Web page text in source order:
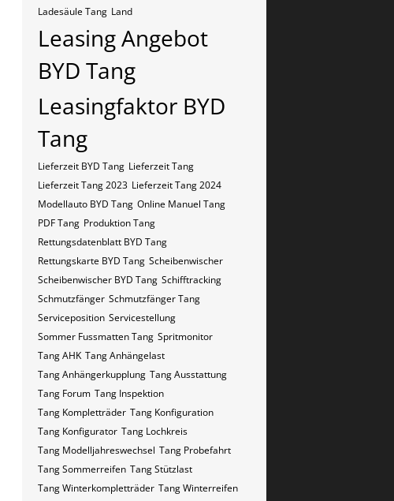
Ladesäule Tang Land
Leasing Angebot
BYD Tang
Leasingfaktor BYD
Tang
Lieferzeit BYD Tang Lieferzeit Tang
Lieferzeit Tang 2023 Lieferzeit Tang 2024
Modellauto BYD Tang Online Manuel Tang
PDF Tang Produktion Tang
Rettungsdatenblatt BYD Tang
Rettungskarte BYD Tang Scheibenwischer
Scheibenwischer BYD​ Tang Schifftracking
Schmutzfänger Schmutzfänger Tang
Serviceposition Servicestellung
Sommer Fussmatten Tang Spritmonitor
Tang AHK Tang Anhängelast
Tang Anhängerkupplung Tang Ausstattung
Tang Forum Tang Inspektion
Tang Kompletträder Tang Konfiguration
Tang Konfigurator Tang Lochkreis
Tang Modelljahreswechsel Tang Probefahrt
Tang Sommerreifen Tang Stützlast
Tang Winterkompletträder Tang Winterreifen